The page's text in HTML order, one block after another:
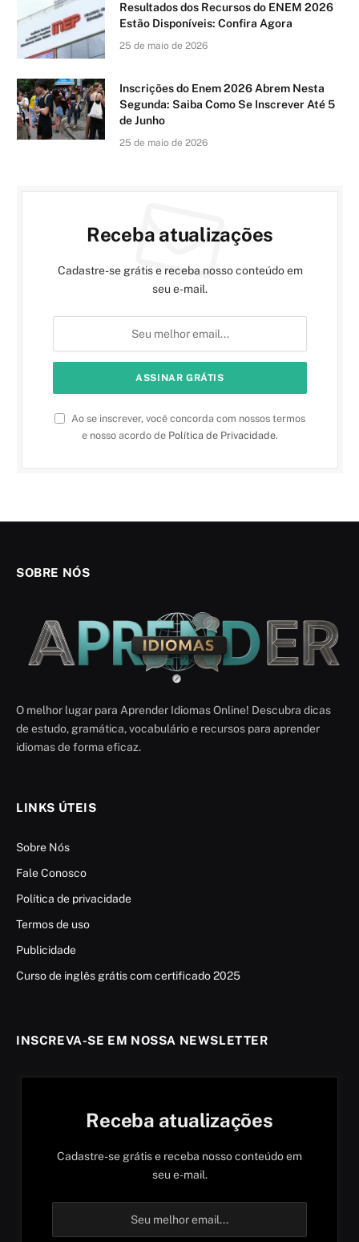
Resultados dos Recursos do ENEM 2026
Estão Disponíveis: Confira Agora
25 de maio de 2026
Inscrições do Enem 2026 Abrem Nesta
Segunda: Saiba Como Se Inscrever Até 5
de Junho
25 de maio de 2026
Receba atualizações
Cadastre-se grátis e receba nosso conteúdo em
seu e-mail.
Ao se inscrever, você concorda com nossos termos
e nosso acordo de Política de Privacidade.
SOBRE NÓS
O melhor lugar para Aprender Idiomas Online! Descubra dicas
de estudo, gramática, vocabulário e recursos para aprender
idiomas de forma eficaz.
LINKS ÚTEIS
Sobre Nós
Fale Conosco
Política de privacidade
Termos de uso
Publicidade
Curso de inglês grátis com certificado 2025
INSCREVA-SE EM NOSSA NEWSLETTER
Receba atualizações
Cadastre-se grátis e receba nosso conteúdo em
seu e-mail.